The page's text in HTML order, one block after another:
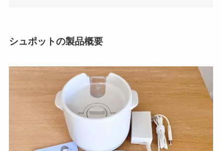
シュポットの製品概要